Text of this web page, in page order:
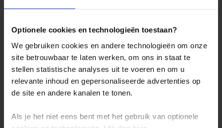
Optionele cookies en technologieën toestaan?
We gebruiken cookies en andere technologieën om onze
site betrouwbaar te laten werken, om ons in staat te
stellen statistische analyses uit te voeren en om u
relevante inhoud en gepersonaliseerde advertenties op
de site en andere kanalen te tonen.
Als je het niet eens bent met het gebruik van optionele
informatie:
- Nederlandse reizigers bezoeken:
legalisatie.nl/koningaap-nl/nl
- Belgische reizigers bezoeken:
legalisatie.nl/koningaap-be/nl
Reizigers die niet beschikken over de Nederlandse
of Belgische nationaliteit, dienen zelf contact op
te nemen met de betreffende ambassade(s) en hun
Reizigers met meereizende kinderen onder de 18